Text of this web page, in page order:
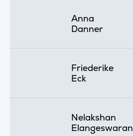
Anna
Danner
Friederike
Eck
Nelakshan
Elangeswaran